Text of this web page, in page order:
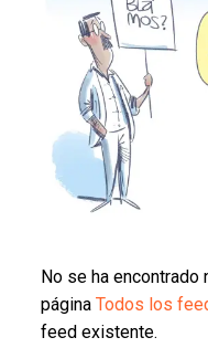
No se ha encontrado
página Todos los
feed existente.